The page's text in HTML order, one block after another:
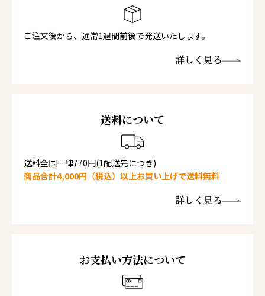
ご注文後から、通常1週間前後で発送いたします。
詳しく見る
送料について
送料全国一律770円(1配送先につき)
商品合計4,000円（税込）以上お買い上げで送料無料
詳しく見る
お支払い方法について